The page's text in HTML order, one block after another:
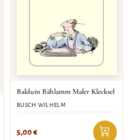
Balduin Bählamm Maler Klecksel
BUSCH WILHELM
5,00€